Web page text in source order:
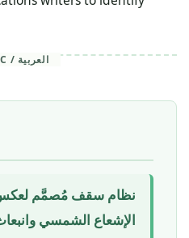
ARABIC / العربية
نظام سقف مُصمَّم لعكس
الإشعاع الشمسي